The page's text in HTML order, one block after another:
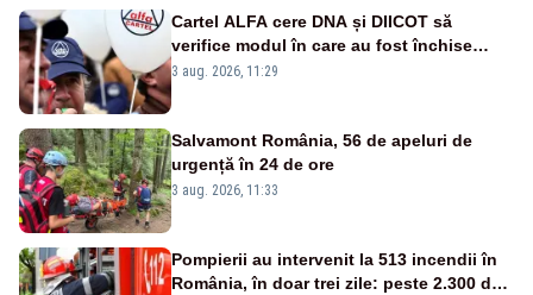
Cartel ALFA cere DNA și DIICOT să
verifice modul în care au fost închise
centralele pe cărbune
3 aug. 2026, 11:29
Salvamont România, 56 de apeluri de
urgență în 24 de ore
3 aug. 2026, 11:33
Pompierii au intervenit la 513 incendii în
România, în doar trei zile: peste 2.300 de